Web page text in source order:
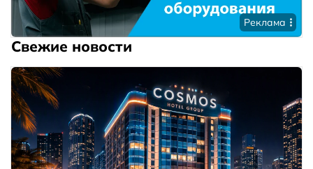
Реклама
Свежие новости